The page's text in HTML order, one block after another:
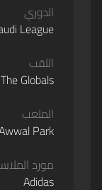
الدوري
League
اللقب
The Globals
الملعب
Park
مورد
Adidas